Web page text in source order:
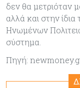
δεν θα μετριόταν
αλλά και στην
Ηνωμένων
σύστημα.
Πηγή: